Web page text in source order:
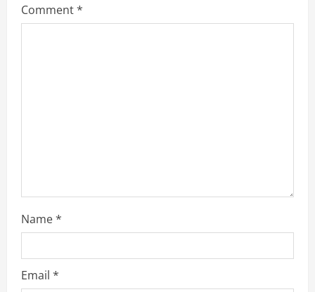
Comment*
Name*
Email *